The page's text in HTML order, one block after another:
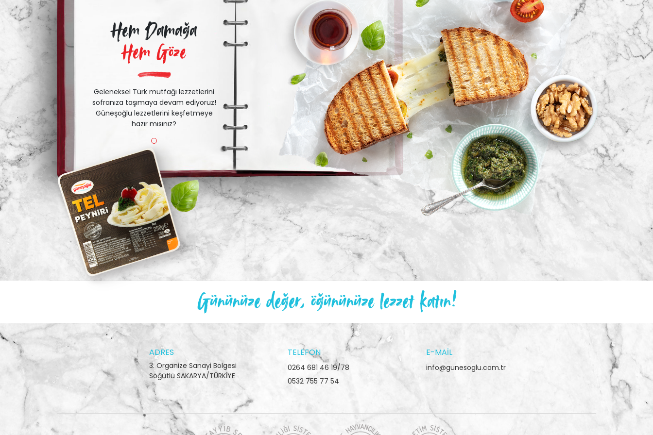
Hem Damağa
Hem Göze
Geleneksel Türk mutfağı lezzetlerini
sofranıza taşımaya devam ediyoruz!
Güneşoğlu lezzetlerini keşfetmeye
hazır mısınız?
Gününüze değer, öğününüze lezzet katın!
ADRES
3. Organize Sanayi Bölgesi
Söğütlü SAKARYA/TÜRKİYE
TELEFON
0264 681 46 19/78
0532 755 77 54
E-MAIL
info@gunesoglu.com.tr